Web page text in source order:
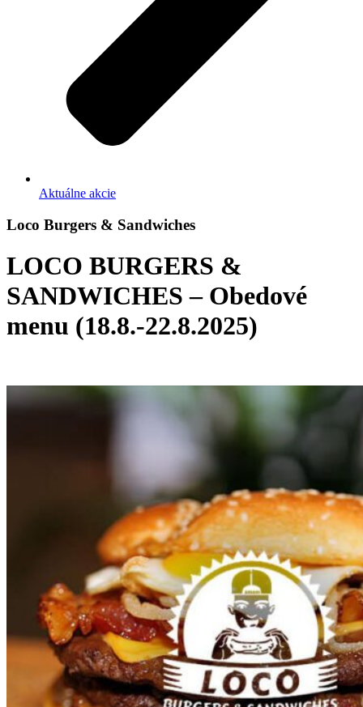
Aktuálne akcie
Loco Burgers & Sandwiches
LOCO BURGERS &
SANDWICHES – Obedové
menu (18.8.-22.8.2025)